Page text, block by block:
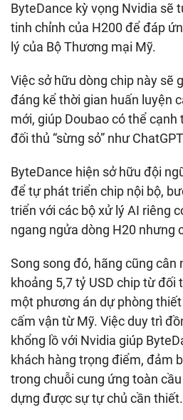
ByteDance kỳ vọng Nvidia sẽ
tinh chỉnh của H200 để đáp
lý của Bộ Thương mại Mỹ.
Việc sở hữu dòng chip này sẽ
đáng kể thời gian huấn luyện
mới, giúp Doubao có thể
đối thủ “sừng sỏ” như
ByteDance hiện sở hữu đội
để tự phát triển chip nội bộ,
triển với các bộ xử lý AI riêng
ngang ngửa dòng H20 nhưng
Song song đó, hãng cũng cân
khoảng 5,7 tỷ USD chip từ đối
một phương án dự phòng
cấm vận từ Mỹ. Việc duy trì
khổng lồ với Nvidia giúp
khách hàng trọng điểm, đảm
trong chuỗi cung ứng toàn
dựng được sự tự chủ cần thiết.